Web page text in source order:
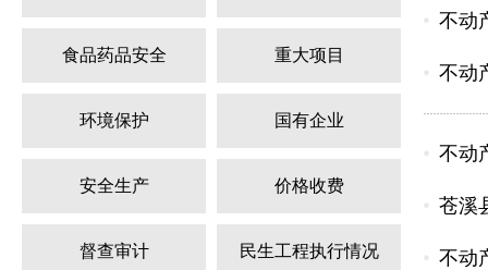
食品药品安全 重大项目
环境保护 国有企业
安全生产 价格收费
督查审计 民生工程执行情况
不动
不动
不动
苍溪
不动